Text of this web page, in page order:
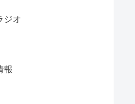
ジオ
報